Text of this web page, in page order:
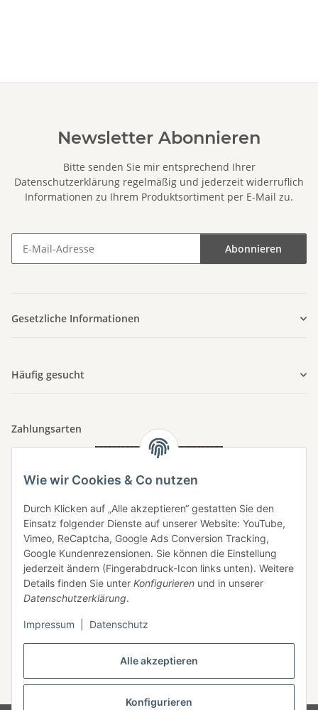
Alle akzeptieren
Konfigurieren
Wie wir Cookies & Co nutzen
Durch Klicken auf „Alle akzeptieren“ gestatten Sie den
Einsatz folgender Dienste auf unserer Website: YouTube,
Vimeo, ReCaptcha, Google Ads Conversion Tracking,
Google Kundenrezensionen. Sie können die Einstellung
jederzeit ändern (Fingerabdruck-Icon links unten). Weitere
Details finden Sie unter Konfigurieren und in unserer
Datenschutzerklärung.
Impressum Datenschutz
Newsletter Abonnieren
Bitte senden Sie mir entsprechend Ihrer
Datenschutzerklärung regelmäßig und jederzeit widerruflich
Informationen zu Ihrem Produktsortiment per E-Mail zu.
Abonnieren
Gesetzliche Informationen
Häufig gesucht
Zahlungsarten
Vertrag widerrufen
zzgl.Versand